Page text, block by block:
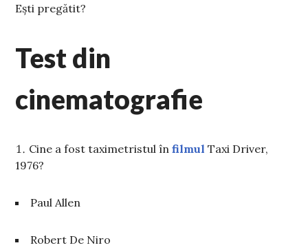
Ești pregătit?
Test din
cinematografie
Cine a fost taximetristul înfilmul Taxi Driver,
1976?
Paul Allen
Robert De Niro